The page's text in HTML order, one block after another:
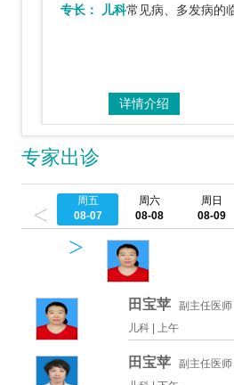
专长：
儿科常见病、多发病的临床诊疗工作，尤其儿童过敏性疾病长期管理。
详情介绍
专家出诊
<
周五
08-07
周六
08-08
周日
08-09
>
田宝苹
副主任医师
儿科 |
上午
田宝苹
副主任医师